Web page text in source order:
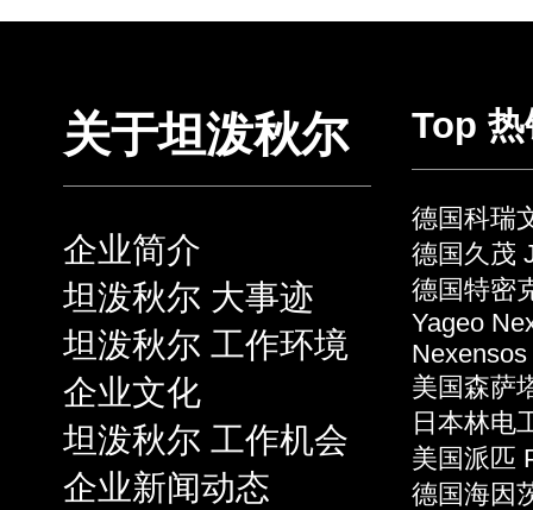
关于坦泼秋尔
企业简介
坦泼秋尔 大事迹
坦泼秋尔 工作环境
企业文化
坦泼秋尔 工作机会
企业新闻动态
Top 热
德国科瑞
德国久茂
德国特密
Yageo
Nexensos
美国森萨
日本林电
美国派匹
德国海因